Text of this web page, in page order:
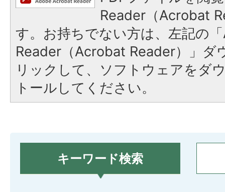
Reader（Acrobat
す。お持ちでない方は、左記の
Reader（Acrobat Reader）」ダ
リックして、ソフトウェアをダ
トールしてください。
キーワード検索